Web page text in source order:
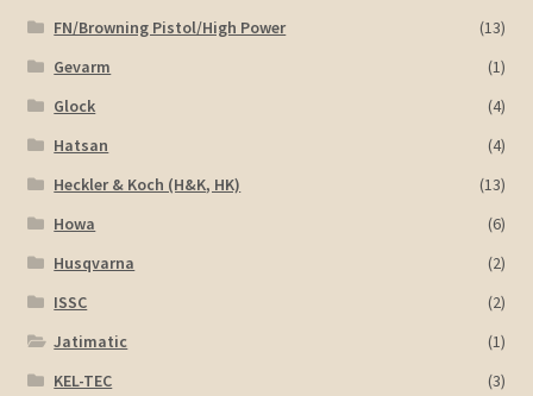
FN/Browning Pistol/High Power
(13)
Gevarm
(1)
Glock
(4)
Hatsan
(4)
Heckler & Koch (H&K, HK)
(13)
Howa
(6)
Husqvarna
(2)
ISSC
(2)
Jatimatic
(1)
KEL-TEC
(3)